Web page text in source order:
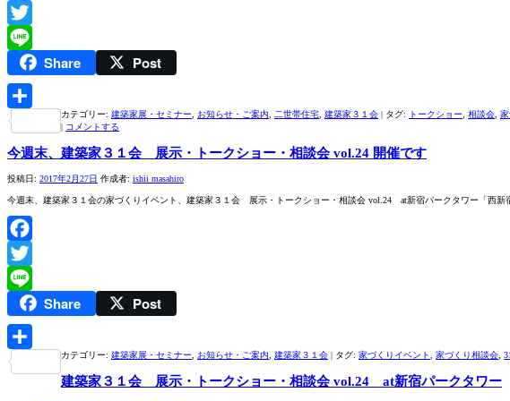
Facebook
Twitter
Line Share Post
共
有
カテゴリー: 建築家展・セミナー お知らせ・ご案内 二世帯住宅 建築家３１会 | タグ: トークショー 相談会
| コメントする
今週末、建築家３１会 展示・トークショー・相談会 vol.24 開催です
投稿日: 2017年2月27日 作成者: ishii masahiro
今週末、建築家３１会の家づくりイベント、建築家３１会 展示・トークショー・相談会 vol.24 at新宿パークタワー「西
Facebook
Twitter
Line Share Post
共
有
カテゴリー: 建築家展・セミナー, お知らせ・ご案内, 建築家３１会 タグ: 家づくりイベント, 家づくり相談会,
建築家３１会 展示・トークショー・相談会 vol.24 at新宿パークタワー